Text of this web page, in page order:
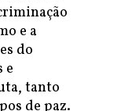
e a
do
e
tanto
de paz.